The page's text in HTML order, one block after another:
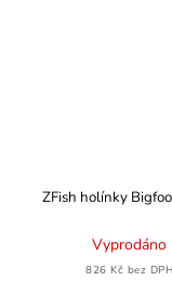
ZFish holínky
Vyprodáno
826 Kč bez DPH